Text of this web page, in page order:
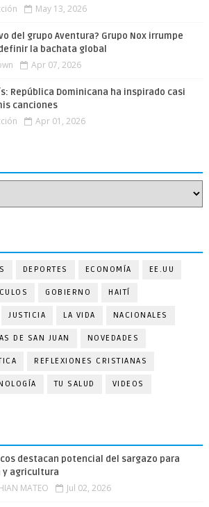
May 13, 2026
del grupo Aventura? Grupo Nox irrumpe
la bachata global
Apr 07, 2026
República Dominicana ha inspirado casi
canciones
Apr 01, 2026
DEPORTES ECONOMÍA EE.UU
GOBIERNO HAITÍ
JUSTICIA LA VIDA NACIONALES
DE SAN JUAN NOVEDADES
REFLEXIONES CRISTIANAS
TU SALUD VIDEOS
destacan potencial del sargazo para
y agricultura
MATEO Jul 02, 2026